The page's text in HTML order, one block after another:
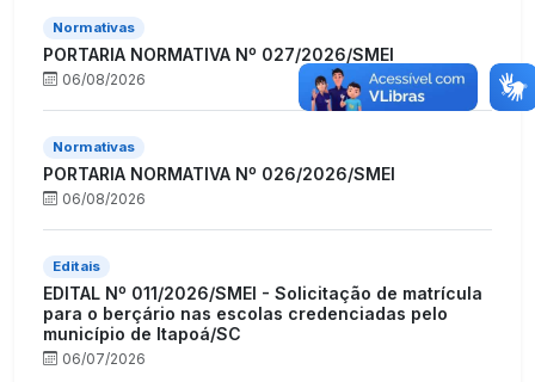
Normativas
PORTARIA NORMATIVA Nº 027/2026/SMEI
06/08/2026
Normativas
PORTARIA NORMATIVA Nº 026/2026/SMEI
06/08/2026
Editais
EDITAL Nº 011/2026/SMEI - Solicitação de matrícula
para o berçário nas escolas credenciadas pelo
município de Itapoá/SC
06/07/2026